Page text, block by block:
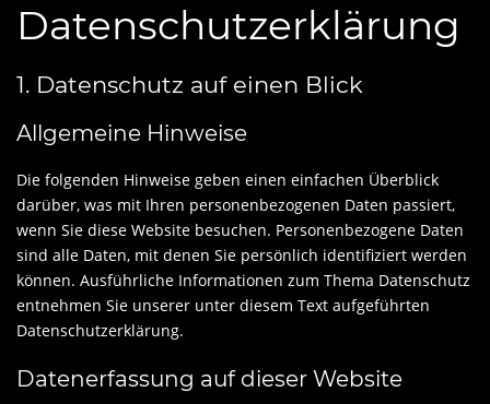
Datenschutz­erklärung
1. Datenschutz auf einen Blick
Allgemeine Hinweise
Die folgenden Hinweise geben einen einfachen Überblick
darüber, was mit Ihren personenbezogenen Daten passiert,
wenn Sie diese Website besuchen. Personenbezogene Daten
sind alle Daten, mit denen Sie persönlich identifiziert werden
können. Ausführliche Informationen zum Thema Datenschutz
entnehmen Sie unserer unter diesem Text aufgeführten
Datenschutzerklärung.
Datenerfassung auf dieser Website